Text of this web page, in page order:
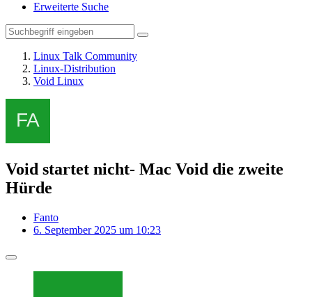
Erweiterte Suche
Linux Talk Community
Linux-Distribution
Void Linux
Void startet nicht- Mac Void die zweite
Hürde
Fanto
6. September 2025 um 10:23